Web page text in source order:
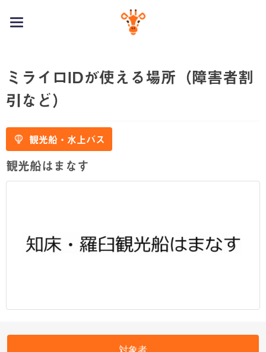
toggle
ミライロIDが使える場所（障害者割
引など）
観光船・水上バス
観光船はまなす